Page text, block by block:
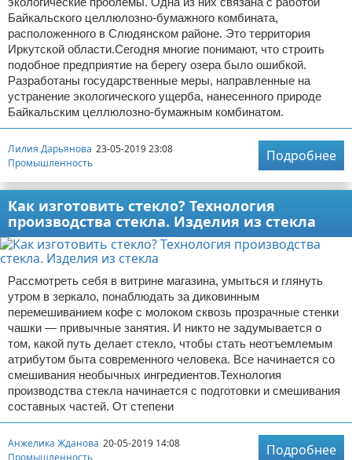
Байкальского целлюлозно-бумажного комбината,
расположенного в Слюдянском районе. Это территория
Иркутской области.Сегодня многие понимают, что строить
подобное предприятие на берегу озера было ошибкой.
Разработаны государственные меры, направленные на
устранение экологического ущерба, нанесенного природе
Байкальским целлюлозно-бумажным комбинатом.
Лилия Дарьянова 23-05-2019 23:08
Промышленность
Подробнее
Как изготовить стекло? Технология
производства стекла. Изделия из стекла
Рассмотреть себя в витрине магазина, умыться и глянуть
утром в зеркало, понаблюдать за диковинным
перемешиванием кофе с молоком сквозь прозрачные стенки
чашки — привычные занятия. И никто не задумывается о
том, какой путь делает стекло, чтобы стать неотъемлемым
атрибутом быта современного человека. Все начинается со
смешивания необычных ингредиентов.Технология
производства стекла начинается с подготовки и смешивания
составных частей. От степени
Анжелика Жданова 20-05-2019 14:08
Промышленность
Подробнее